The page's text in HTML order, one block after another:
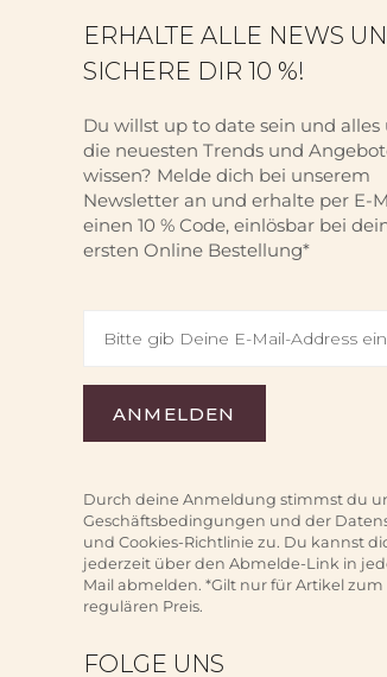
ERHALTE ALLE NEWS
SICHERE DIR 10 %!
Du willst up to date sein und alles
die neuesten Trends und
wissen? Melde dich bei unserem
Newsletter an und erhalte per E-
einen 10 % Code, einlösbar bei
ersten Online Bestellung*
Durch deine Anmeldung stimmst du
Geschäftsbedingungen und der
und Cookies-Richtlinie zu. Du kannst
jederzeit über den Abmelde-Link in
Mail abmelden. *Gilt nur für Artikel zum
regulären Preis.
FOLGE UNS